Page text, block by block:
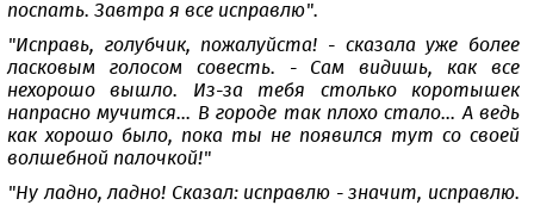
поспать. Завтра я все исправлю".
"Исправь, голубчик, пожалуйста! - сказала уже более
ласковым голосом совесть. - Сам видишь, как все
нехорошо вышло. Из-за тебя столько коротышек
напрасно мучится... В городе так плохо стало... А ведь
как хорошо было, пока ты не появился тут со своей
волшебной палочкой!"
"Ну ладно, ладно! Сказал: исправлю - значит, исправлю.